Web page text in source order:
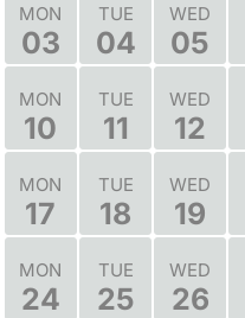
MON
03
TUE
04
WED
05
MON
10
TUE
11
WED
12
MON
17
TUE
18
WED
19
MON
24
TUE
25
WED
26